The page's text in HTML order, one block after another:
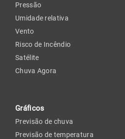
Pressão
Umidade relativa
Vento
Risco de Incêndio
Satélite
Chuva Agora
Gráficos
Previsão de chuva
Previsão de temperatura